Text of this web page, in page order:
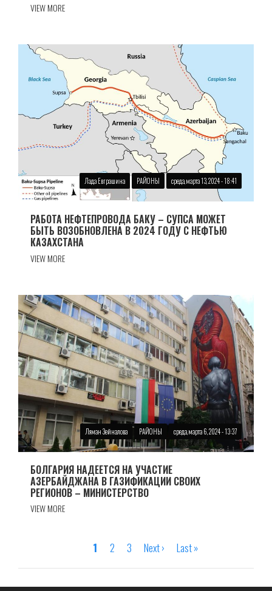
VIEW MORE
Лада Евграшина РАЙОНЫ среда, марта 13, 2024 - 18:41
РАБОТА НЕФТЕПРОВОДА БАКУ – СУПСА МОЖЕТ
БЫТЬ ВОЗОБНОВЛЕНА В 2024 ГОДУ С НЕФТЬЮ
КАЗАХСТАНА
VIEW MORE
Ляман Зейналова РАЙОНЫ среда, марта 6, 2024 - 13:37
БОЛГАРИЯ НАДЕЕТСЯ НА УЧАСТИЕ
АЗЕРБАЙДЖАНА В ГАЗИФИКАЦИИ СВОИХ
РЕГИОНОВ – МИНИСТЕРСТВО
VIEW MORE
страниц
Страница
1 Страница
2 Страница
3
Следующая
Next ›
Последняя
Last »